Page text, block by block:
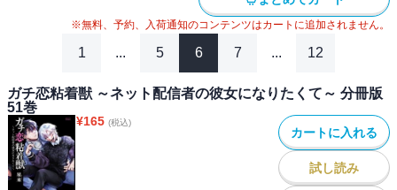
※無料、予約、入荷通知のコンテンツはカートに追加されません。
1 ... 5 6 7 ... 12
ガチ恋粘着獣 ～ネット配信者の彼女になりたくて～ 分冊版
51巻
¥165 (税込)
カートに入れる
試し読み